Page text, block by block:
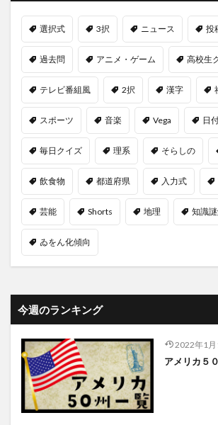
選択式 3択 ニュース 投
過去問 アニメ・ゲーム 高校生
テレビ番組風 2択 漢字
スポーツ 音楽 Vega 日
毎日クイズ 理系 そらしの
飲食物 都道府県 入力式
芸能 Shorts 地理 知識
ゐをん化傾向
今週のランキング
2022年1月
アメリカ５